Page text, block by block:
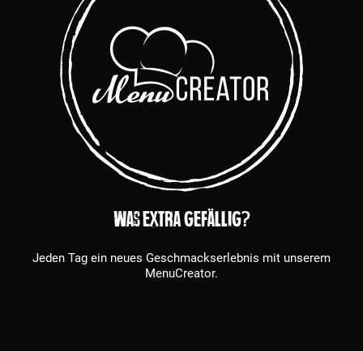
Was extra gefällig?
Jeden Tag ein neues Geschmackserlebnis mit unserem
MenuCreator.